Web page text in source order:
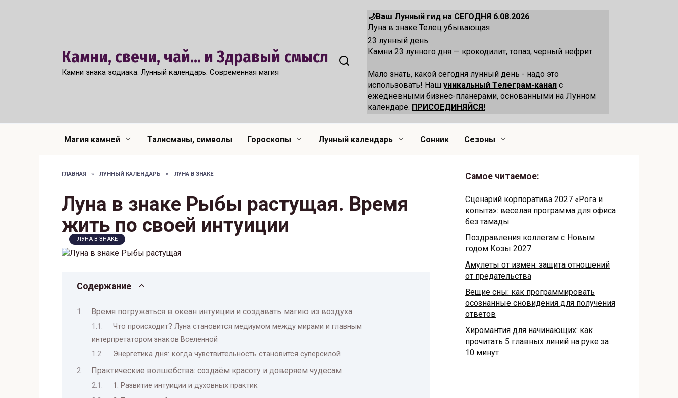
Камни, свечи, чай... и Здравый смысл
Камни знака зодиака. Лунный календарь. Современная магия
🌙Ваш Лунный гид на СЕГОДНЯ 6.08.2026
Луна в знаке Телец убывающая
23 лунный день.
Камни 23 лунного дня — крокодилит, топаз, черный нефрит.
Мало знать, какой сегодня лунный день - надо это
использовать! Наш уникальный Телеграм-канал с
ежедневными бизнес-планерами, основанными на Лунном
календаре. ПРИСОЕДИНЯЙСЯ!
Магия камней Талисманы, символы Гороскопы Лунный календарь Сонник Сезоны
ГЛАВНАЯ » ЛУННЫЙ КАЛЕНДАРЬ » ЛУНА В ЗНАКЕ
Луна в знаке Рыбы растущая. Время
жить по своей интуиции
ЛУНА В ЗНАКЕ
Содержание
Время погружаться в океан интуиции и создавать магию из воздуха
Что происходит? Луна становится медиумом между мирами и главным
интерпретатором знаков Вселенной
Энергетика дня: когда чувствительность становится суперсилой
Практические волшебства: создаём красоту и доверяем чудесам
1. Развитие интуиции и духовных практик
Самое читаемое:
Сценарий корпоратива 2027 «Рога и
копыта»: веселая программа для офиса
без тамады
Поздравления коллегам с Новым
годом Козы 2027
Амулеты от измен: защита отношений
от предательства
Вещие сны: как программировать
осознанные сновидения для получения
ответов
Хиромантия для начинающих: как
прочитать 5 главных линий на руке за
10 минут